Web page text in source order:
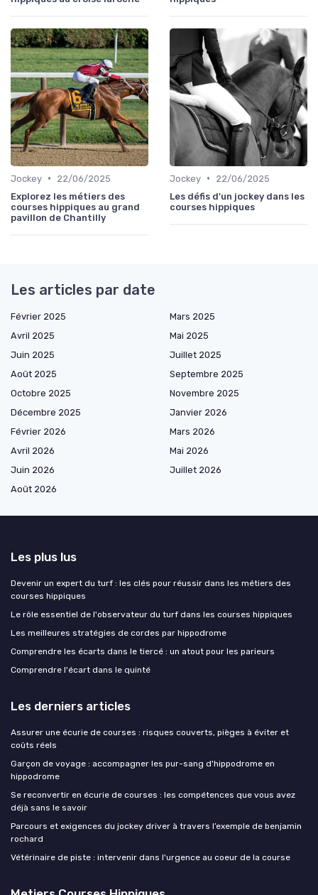
Jockey •
22/06/2025
Explorez les métiers des
courses hippiques au grand
pavillon de Chantilly
Jockey •
22/06/2025
Les défis d'un jockey dans les
courses hippiques
Les articles par date
Février 2025
Mars 2025
Avril 2025
Mai 2025
Juin 2025
Juillet 2025
Août 2025
Septembre 2025
Octobre 2025
Novembre 2025
Décembre 2025
Janvier 2026
Février 2026
Mars 2026
Avril 2026
Mai 2026
Juin 2026
Juillet 2026
Août 2026
Les plus lus
Devenir un expert du turf : les clés pour réussir dans les métiers des
courses hippiques
Le rôle essentiel de l'observateur du turf dans les courses hippiques
Les meilleures stratégies de cordes par hippodrome
Comprendre les écarts dans le tiercé : un atout pour les parieurs
Comprendre l'écart dans le quinté
Les derniers articles
Assurer une écurie de courses : risques couverts, pièges à éviter et
coûts réels
Garçon de voyage : accompagner les pur-sang d'hippodrome en
hippodrome
Se reconvertir en écurie de courses : les compétences que vous avez
déjà sans le savoir
Parcours et exigences du jockey driver à travers l’exemple de benjamin
rochard
Vétérinaire de piste : intervenir dans l'urgence au coeur de la course